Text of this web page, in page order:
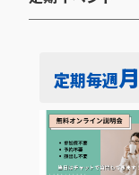
定期毎週